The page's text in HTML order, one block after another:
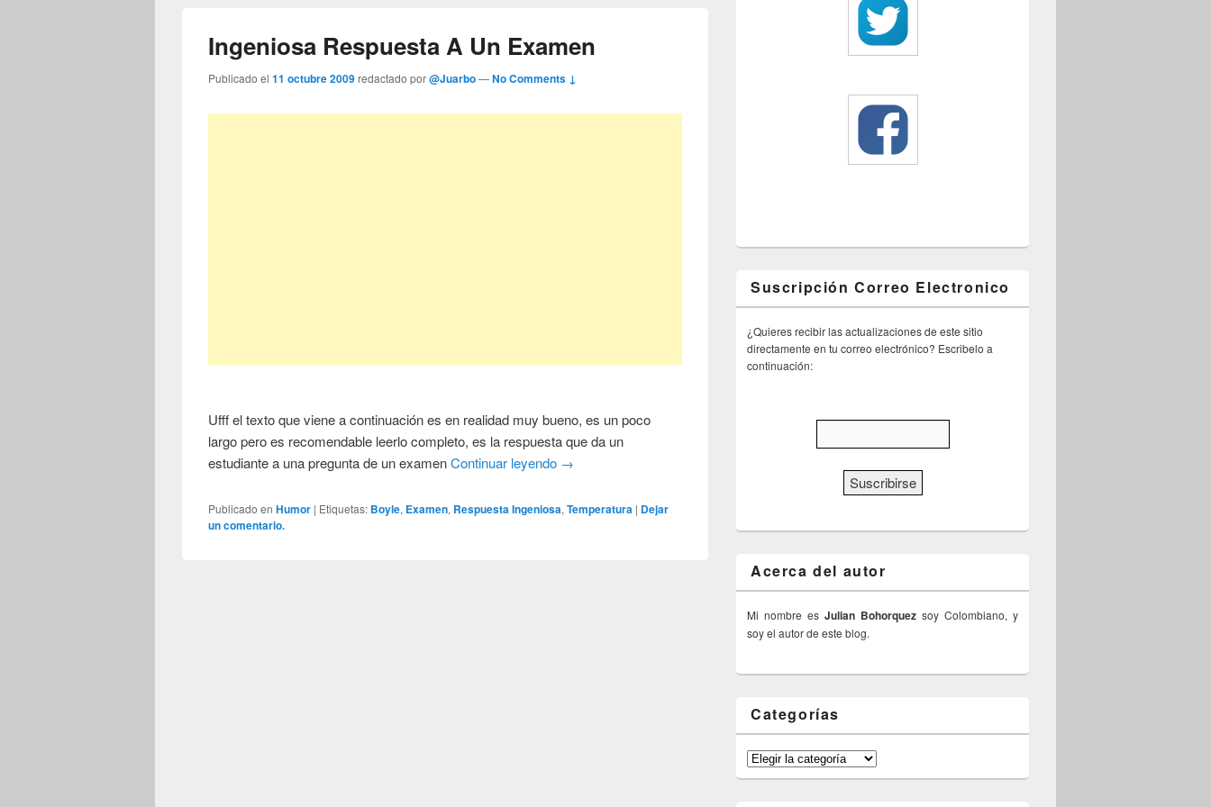
Ingeniosa Respuesta A Un Examen
Publicado el11 octubre 2009redactado por@Juarbo—No Comments ↓
Ufff el texto que viene a continuación es en realidad muy bueno, es un poco
largo pero es recomendable leerlo completo, es la respuesta que da un
estudiante a una pregunta de un examenContinuar leyendo →
Publicado en Humor | Etiquetas: Boyle, Examen, Respuesta Ingeniosa,Temperatura | Dejar
un comentario.
Suscripción Correo Electronico
¿Quieres recibir las actualizaciones de este sitio
directamente en tu correo electrónico? Escribelo a
continuación:
Acerca del autor
Mi nombre es Julian Bohorquez soy Colombiano, y
soy el autor de este blog.
Categorías
Categorías